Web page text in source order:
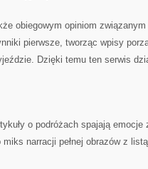
obiegowym opiniom
pierwsze, tworząc wpisy
Dzięki temu ten serwis
o podróżach spajają
narracji pełnej obrazów z